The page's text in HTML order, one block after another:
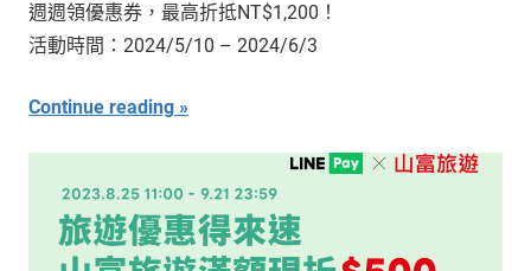
週週領優惠券，最高折抵NT$1,200！
活動時間：2024/5/10 – 2024/6/3
Continue reading